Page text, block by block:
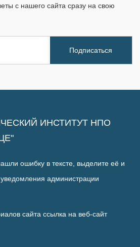
с нашего сайта сразу на свою
ИНСТИТУТ НПО
ошибку в тексте, выделите её и
администрации
сайта ссылка на веб-сайт